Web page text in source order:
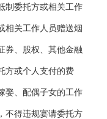
制委托方或相关工作
相关工作人员赠送烟
券、股权、其他金融
方或个人支付的费
娶、配偶子女的工作
不得违规宴请委托方